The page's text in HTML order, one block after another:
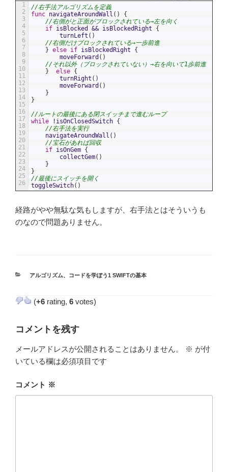
1
2
3
4
5
6
7
8
9
10
11
12
13
14
15
16
17
18
19
20
21
22
23
24
25
26
//右手法アルゴリズムを定義
func navigateAroundWall ( )
{
//右側がと正面がブロックされている→左を向く
if isBlocked && isBlockedRight
{
turnLeft ( )
//右側だけブロックされている→一歩前進
} else if isBlockedRight
{
moveForward ( )
//それ以外（ブロックされていない）→右を向いて1歩前進
}
else {
turnRight ( )
moveForward ( )
}
}
//ルートの最後にある閉スイッチまで進むループ
while
! isOnClosedSwitch {
//右手法を実行
navigateAroundWall ( )
//宝石があれば回収
if isOnGem {
collectGem( )
}
}
//最後にスイッチを開く
toggleSwitch( )
経路がやや無駄な気もしますが、右手法とはそういうも
のなので問題ありません。
カ
リ
アルゴリズム、 コードを学ぼう1 SWIFTの基本
(+6 rating, 6 votes)
コメントを残す
メールアドレスが公開されることはありません。 ※ が付
いている欄は必須項目です
コメント ※